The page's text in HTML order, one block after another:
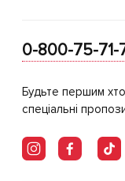
0-800-75-71-
Будьте першим
спеціальні